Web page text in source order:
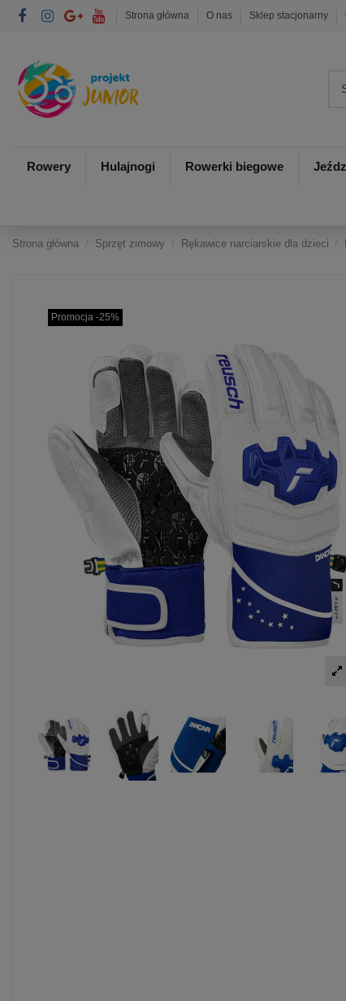
Strona główna O nas Sklep stacjonarny
Rowery Hulajnogi Rowerki biegowe
Strona główna Sprzęt zimowy Rękawice narciarskie dla dzieci
Promocja -25%